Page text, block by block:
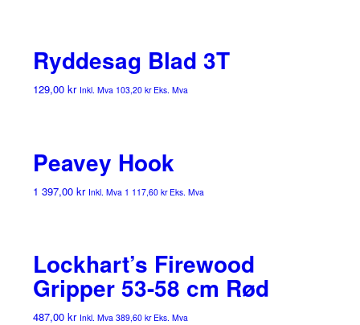
Ryddesag Blad 3T
129,00 kr Inkl. Mva 103,20 krEks. Mva
Peavey Hook
1 397,00 kr Inkl. Mva 1 117,60 krEks. Mva
Lockhart’s Firewood
Gripper 53-58 cm Rød
487,00 kr Inkl. Mva 389,60 krEks. Mva